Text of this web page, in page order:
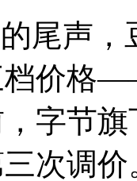
声，
价格
字节
次调